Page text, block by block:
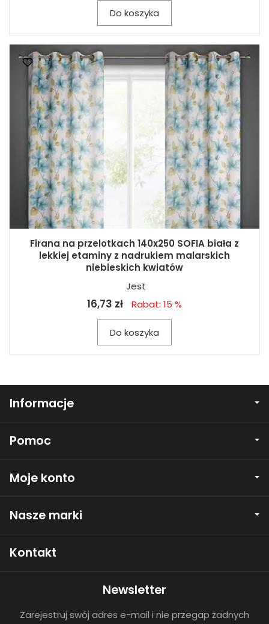
Do koszyka
Firana na przelotkach 140x250 SOFIA biała z
lekkiej etaminy z nadrukiem malarskich
niebieskich kwiatów
Jest
16,73 zł Rabat: 15 %
Do koszyka
Informacje
Pomoc
Moje konto
Nasze marki
Kontakt
Newsletter
Zarejestruj swój adres e-mail i nie przegap żadnych